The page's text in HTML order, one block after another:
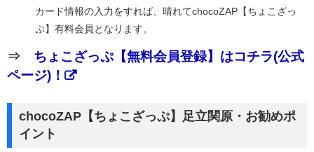
カード情報の入力をすれば、晴れてchocoZAP【ちょこざっ
ぷ】有料会員となります。
⇒ ちょこざっぷ【無料会員登録】はコチラ(公式
ページ)！
chocoZAP【ちょこざっぷ】足立関原・お勧めポ
イント